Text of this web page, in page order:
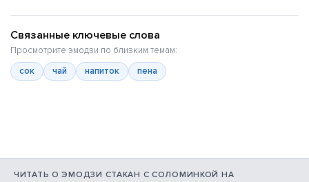
Связанные ключевые слова
Просмотрите эмодзи по близким темам:
сок
чай напиток пена
ЧИТАТЬ О ЭМОДЗИ СТАКАН С СОЛОМИНКОЙ НА